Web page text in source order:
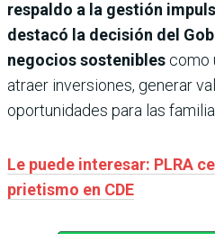
respaldo a la gestión
destacó la decisión del
negocios sostenibles como
atraer inversiones, generar
oportunidades para las
Le puede interesar: PLRA
prietismo en CDE